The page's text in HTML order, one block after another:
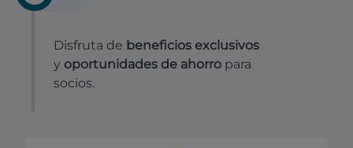
Disfruta de beneficios exclusivos
y oportunidades de ahorro para
socios.